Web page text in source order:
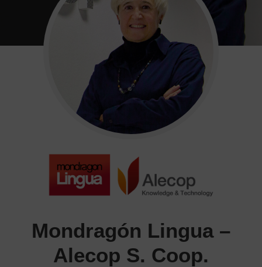
Mondragón Lingua –
Alecop S. Coop.